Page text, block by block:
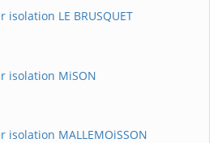
LE BRUSQUET
isolation MiSON
isolation MALLEMOiSSON